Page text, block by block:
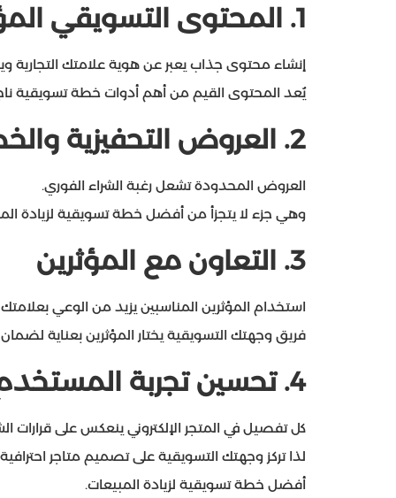
1. المحتوى التسويقي
إنشاء محتوى جذاب يعبر عن هوية علامتك التجارية
يُعد المحتوى القيم من أهم أدوات خطة تسويقية
2. العروض التحفيزية
العروض المحدودة تشعل رغبة الشراء الفوري.
وهي جزء لا يتجزأ من أفضل خطة تسويقية لزيادة
3. التعاون مع المؤثرين
استخدام المؤثرين المناسبين يزيد من الوعي بعلامتك
فريق وجهتك التسويقية يختار المؤثرين بعناية
4. تحسين تجربة المستخدم
كل تفصيل في المتجر الإلكتروني ينعكس على قرارات
لذا تركز وجهتك التسويقية على تصميم متاجر
أفضل خطة تسويقية لزيادة المبيعات.